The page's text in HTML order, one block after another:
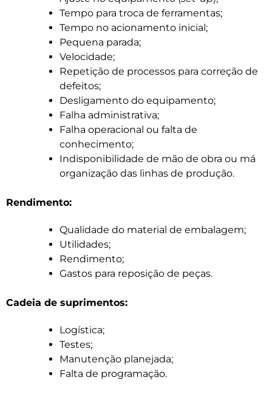
Tempo para troca de ferramentas;
Tempo no acionamento inicial;
Pequena parada;
Velocidade;
Repetição de processos para correção de
defeitos;
Desligamento do equipamento;
Falha administrativa;
Falha operacional ou falta de
conhecimento;
Indisponibilidade de mão de obra ou má
organização das linhas de produção.
Rendimento:
Qualidade do material de embalagem;
Utilidades;
Rendimento;
Gastos para reposição de peças.
Cadeia de suprimentos:
Logística;
Testes;
Manutenção planejada;
Falta de programação.